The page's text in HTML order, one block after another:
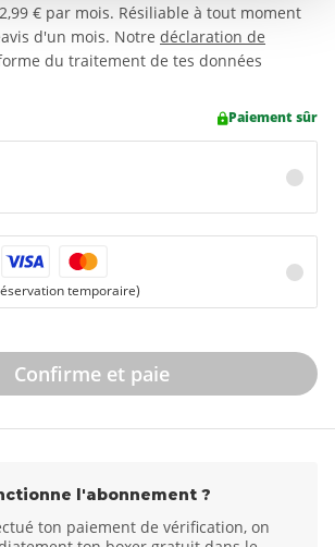
€ par mois. Résiliable à tout moment
d'un mois. Notre déclaration de
du traitement de tes données
Paiement sûr
temporaire)
Confirme et paie
l'abonnement ?
ton paiement de vérification, on